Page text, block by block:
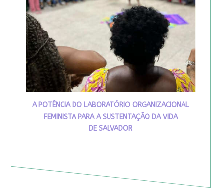
A POTÊNCIA DO LABORATÓRIO ORGANIZACIONAL
FEMINISTA PARA A SUSTENTAÇÃO DA VIDA
DE SALVADOR